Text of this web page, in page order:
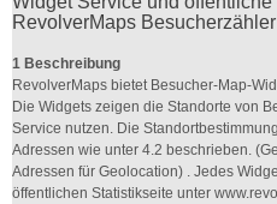
RevolverMaps Besucherzähler
1 Beschreibung
RevolverMaps bietet Besucher-Map-
Die Widgets zeigen die Standorte von
Service nutzen. Die
Adressen wie unter 4.2 beschrieben.
Adressen für Geolocation) . Jedes
öffentlichen Statistikseite unter